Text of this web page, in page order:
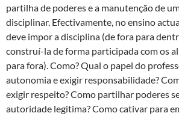
partilha de poderes e a manutenção de
disciplinar. Efectivamente, no ensino
deve impor a disciplina (de fora para
construí-la de forma participada com os
para fora). Como? Qual o papel do
autonomia e exigir responsabilidade?
exigir respeito? Como partilhar poderes
autoridade legitima? Como cativar para